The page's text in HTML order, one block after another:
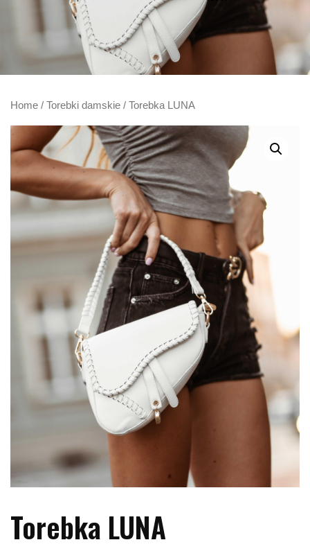
Home / Torebki damskie / Torebka LUNA
Torebka LUNA